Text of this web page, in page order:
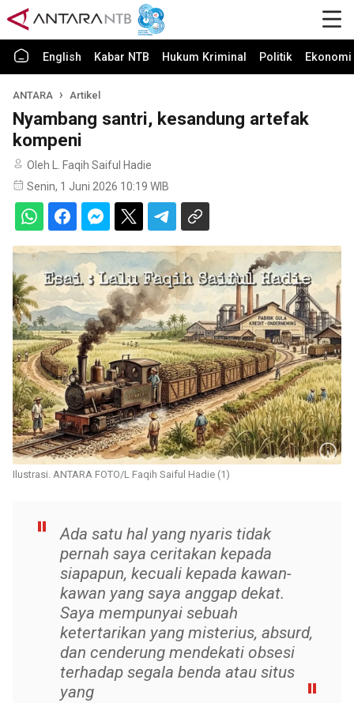
English Kabar NTB Hukum Kriminal Politik
ANTARA Artikel
Nyambang santri, kesandung artefak
kompeni
Oleh L. Faqih Saiful Hadie
Senin, 1 Juni 2026 10:19 WIB
Ilustrasi. ANTARA FOTO/L Faqih Saiful Hadie (1)
​Ada satu hal yang nyaris tidak
pernah saya ceritakan kepada
siapapun, kecuali kepada kawan-
kawan yang saya anggap dekat.
Saya mempunyai sebuah
ketertarikan yang misterius, absurd,
dan cenderung mendekati obsesi
terhadap segala benda atau situs
yang